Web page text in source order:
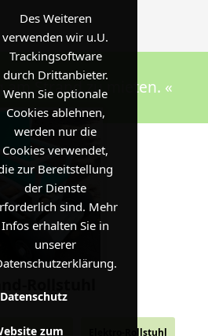
Des Weiteren
verwenden wir u.U.
Trackingsoftware
durch Drittanbieter.
Wenn Sie optionale
Cookies ablehnen,
werden nur die
Cookies verwendet,
zur Bereitstellung
der Dienste
sind. Mehr
Infos erhalten Sie in
unserer
Datenschutz
zum
am Strand zu mieten. «
Leichtgewicht-Rollstuhl Elektro-Rollstuhl